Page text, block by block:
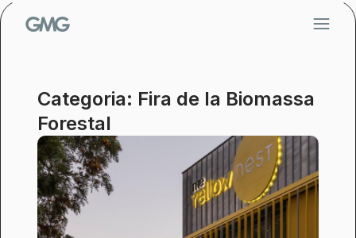
Categoria: Fira de la Biomassa
Forestal